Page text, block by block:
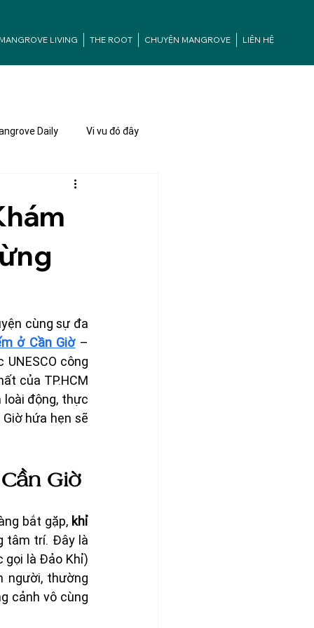
LIVING THE ROOT CHUYỆN MANGROVE LIÊN HỆ
Daily Vi vu đó đây
cùng sự đa
ở Cần Giờ –
công
của TP.HCM
động, thực
hứa hẹn sẽ
Giờ
bắt gặp, khỉ
tâm trí. Đây là
gọi là Đảo Khỉ)
người, thường
cảnh vô cùng